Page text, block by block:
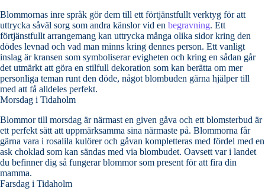
Blommornas inre språk gör dem till ett förtjänstfullt verktyg för att
uttrycka såväl sorg som andra känslor vid en begravning. Ett
förtjänstfullt arrangemang kan uttrycka många olika sidor kring den
dödes levnad och vad man minns kring dennes person. Ett vanligt
inslag är kransen som symboliserar evigheten och kring en sådan går
det utmärkt att göra en stilfull dekoration som kan berätta om mer
personliga teman runt den döde, något blombuden gärna hjälper till
med att få alldeles perfekt.
Morsdag i Tidaholm
Blommor till morsdag är närmast en given gåva och ett blomsterbud är
ett perfekt sätt att uppmärksamma sina närmaste på. Blommorna får
gärna vara i rosalila kulörer och gåvan kompletteras med fördel med en
ask choklad som kan sändas med via blombudet. Oavsett var i landet
du befinner dig så fungerar blommor som present för att fira din
mamma.
Farsdag i Tidaholm